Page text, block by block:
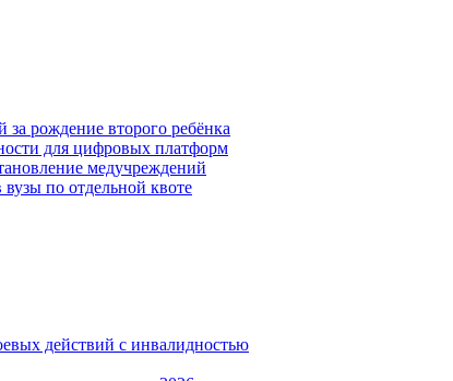
рождение второго ребёнка
для цифровых платформ
медучреждений
по отдельной квоте
действий с инвалидностью